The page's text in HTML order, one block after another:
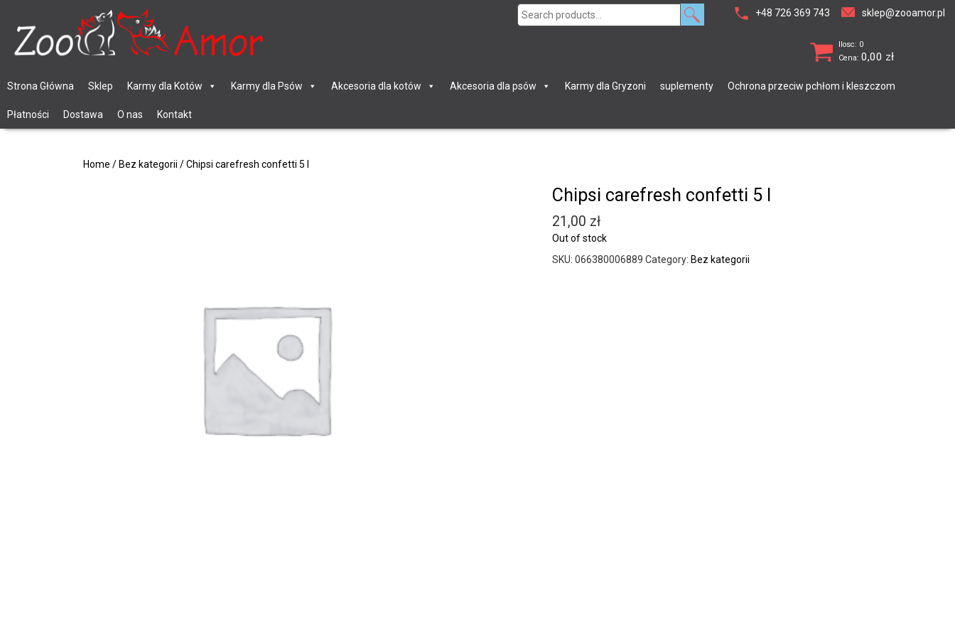
+48 726 369 743 sklep@zooamor.pl
Search
Ilosc: 0
Cena: 0,00 zł
Strona Główna Sklep Karmy dla Kotów Karmy dla Psów Akcesoria dla kotów Akcesoria dla psów Karmy dla Gryzoni suplementy Ochrona przeciw pchłom i kleszczom
Płatności Dostawa O nas Kontakt
Home / Bez kategorii / Chipsi carefresh confetti 5 l
Chipsi carefresh confetti 5 l
21,00 zł
Out of stock
SKU: 066380006889 Category: Bez kategorii